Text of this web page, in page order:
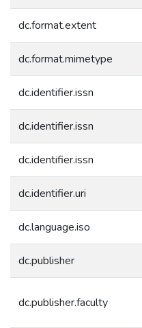
dc.format.extent
dc.format.mimetype
dc.identifier.issn
dc.identifier.issn
dc.identifier.issn
dc.identifier.uri
dc.language.iso
dc.publisher
dc.publisher.faculty